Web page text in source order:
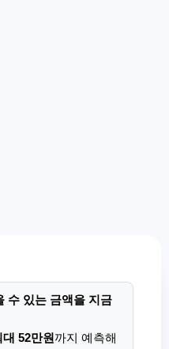
수 있는 금액을 지금
대 52만원까지 예측해